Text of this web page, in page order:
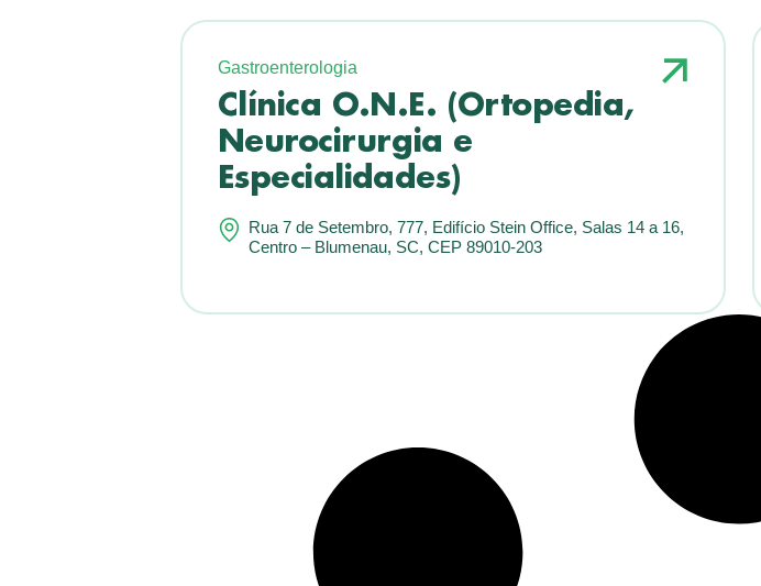
Gastroenterologia
Clínica O.N.E. (Ortopedia,
Neurocirurgia e
Especialidades)
Rua 7 de Setembro, 777, Edifício Stein Office, Salas 14 a 16,
Centro – Blumenau, SC, CEP 89010-203